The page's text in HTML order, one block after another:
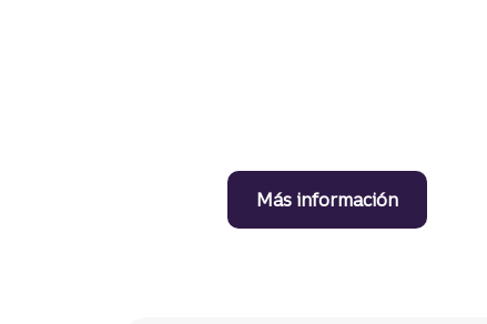
Más información